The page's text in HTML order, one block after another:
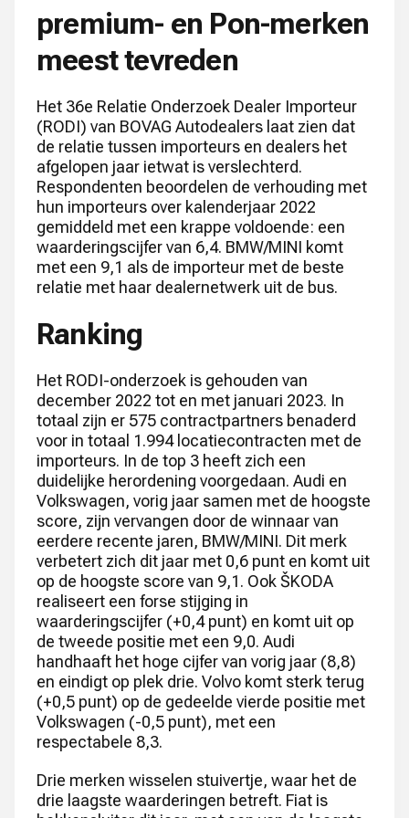
premium- en Pon-merken
meest tevreden
Het 36e Relatie Onderzoek Dealer Importeur
(RODI) van BOVAG Autodealers laat zien dat
de relatie tussen importeurs en dealers het
afgelopen jaar ietwat is verslechterd.
Respondenten beoordelen de verhouding met
hun importeurs over kalenderjaar 2022
gemiddeld met een krappe voldoende: een
waarderingscijfer van 6,4. BMW/MINI komt
met een 9,1 als de importeur met de beste
relatie met haar dealernetwerk uit de bus.
Ranking
Het RODI-onderzoek is gehouden van
december 2022 tot en met januari 2023. In
totaal zijn er 575 contractpartners benaderd
voor in totaal 1.994 locatiecontracten met de
importeurs. In de top 3 heeft zich een
duidelijke herordening voorgedaan. Audi en
Volkswagen, vorig jaar samen met de hoogste
score, zijn vervangen door de winnaar van
eerdere recente jaren, BMW/MINI. Dit merk
verbetert zich dit jaar met 0,6 punt en komt uit
op de hoogste score van 9,1. Ook ŠKODA
realiseert een forse stijging in
waarderingscijfer (+0,4 punt) en komt uit op
de tweede positie met een 9,0. Audi
handhaaft het hoge cijfer van vorig jaar (8,8)
en eindigt op plek drie. Volvo komt sterk terug
(+0,5 punt) op de gedeelde vierde positie met
Volkswagen (-0,5 punt), met een
respectabele 8,3.
Drie merken wisselen stuivertje, waar het de
drie laagste waarderingen betreft. Fiat is